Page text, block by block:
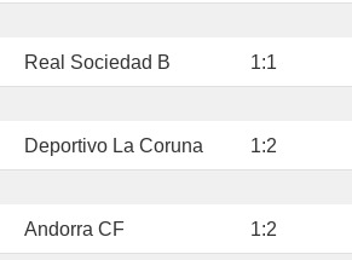
Real Sociedad B 1:1
Deportivo La Coruna 1:2
Andorra CF 1:2